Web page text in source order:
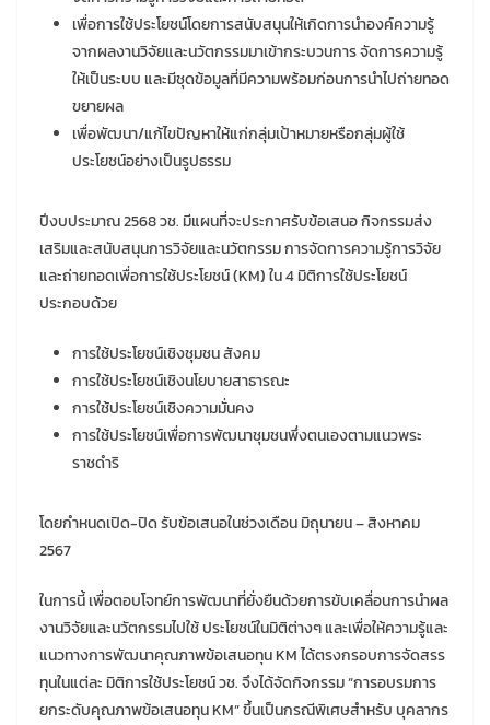
เพื่อการใช้ประโยชน์โดยการสนับสนุนให้เกิดการนำองค์ความรู้
จากผลงานวิจัยและนวัตกรรมมาเข้ากระบวนการ จัดการความรู้
ให้เป็นระบบ และมีชุดข้อมูลที่มีความพร้อมก่อนการนำไปถ่ายทอด
ขยายผล
เพื่อพัฒนา/แก้ไขปัญหาให้แก่กลุ่มเป้าหมายหรือกลุ่มผู้ใช้
ประโยชน์อย่างเป็นรูปธรรม
ปีงบประมาณ 2568 วช. มีแผนที่จะประกาศรับข้อเสนอ กิจกรรมส่ง
เสริมและสนับสนุนการวิจัยและนวัตกรรม การจัดการความรู้การวิจัย
และถ่ายทอดเพื่อการใช้ประโยชน์ (KM) ใน 4 มิติการใช้ประโยชน์
ประกอบด้วย
การใช้ประโยชน์เชิงชุมชน สังคม
การใช้ประโยชน์เชิงนโยบายสาธารณะ
การใช้ประโยชน์เชิงความมั่นคง
การใช้ประโยชน์เพื่อการพัฒนาชุมชนพึ่งตนเองตามแนวพระ
ราชดำริ
โดยกำหนดเปิด-ปิด รับข้อเสนอในช่วงเดือน มิถุนายน – สิงหาคม
2567
ในการนี้ เพื่อตอบโจทย์การพัฒนาที่ยั่งยืนด้วยการขับเคลื่อนการนำผล
งานวิจัยและนวัตกรรมไปใช้ ประโยชน์ในมิติต่างๆ และเพื่อให้ความรู้และ
แนวทางการพัฒนาคุณภาพข้อเสนอทุน KM ได้ตรงกรอบการจัดสรร
ทุนในแต่ละ มิติการใช้ประโยชน์ วช. จึงได้จัดกิจกรรม “การอบรมการ
ยกระดับคุณภาพข้อเสนอทุน KM” ขึ้นเป็นกรณีพิเศษสำหรับ บุคลากร